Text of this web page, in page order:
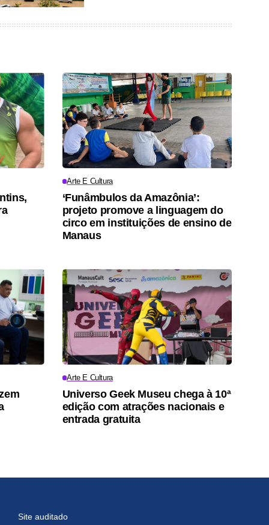
Arte E Cultura
‘Funâmbulos da Amazônia’:
projeto promove a linguagem do
circo em instituições de ensino de
Manaus
Arte E Cultura
Universo Geek Museu chega à 10ª
edição com atrações nacionais e
entrada gratuita
Site auditado